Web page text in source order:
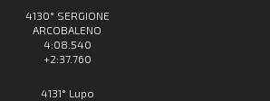
4130° SERGIONE
ARCOBALENO
4:08.540
+2:37.760
4131° Lupo